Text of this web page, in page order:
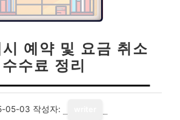
예약 및 요금 취소
수수료 정리
05-03 작성자: